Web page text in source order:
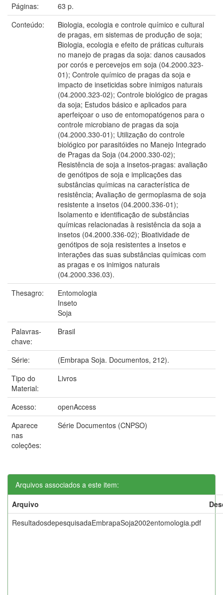
Páginas:
63 p.
Conteúdo:
Biologia, ecologia e controle químico e cultural
de pragas, em sistemas de produção de soja;
Biologia, ecologia e efeito de práticas culturais
no manejo de pragas da soja: danos causados
por corós e percevejos em soja (04.2000.323-
01); Controle químico de pragas da soja e
impacto de inseticidas sobre inimigos naturais
(04.2000.323-02); Controle biológico de pragas
da soja; Estudos básico e aplicados para
aperfeiçoar o uso de entomopatógenos para o
controle microbiano de pragas da soja
(04.2000.330-01); Utilização do controle
biológico por parasitóides no Manejo Integrado
de Pragas da Soja (04.2000.330-02);
Resistência de soja a insetos-pragas: avaliação
de genótipos de soja e implicações das
substâncias químicas na característica de
resistência; Avaliação de germoplasma de soja
resistente a insetos (04.2000.336-01);
Isolamento e identificação de substâncias
químicas relacionadas à resistência da soja a
insetos (04.2000.336-02); Bioatividade de
genótipos de soja resistentes a insetos e
interações das suas substâncias químicas com
as pragas e os inimigos naturais
(04.2000.336.03).
Thesagro:
Entomologia
Inseto
Soja
Palavras-
chave:
Brasil
Série:
(Embrapa Soja. Documentos, 212).
Tipo do
Material:
Livros
Acesso:
openAccess
Aparece
nas
coleções:
Série Documentos (CNPSO)
Arquivos associados a este item:
Arquivo
ResultadosdepesquisadaEmbrapaSoja2002entomologia.pdf